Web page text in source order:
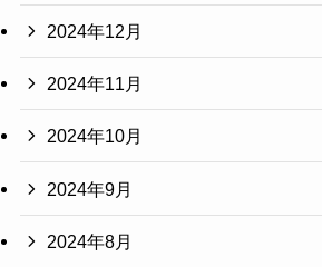
2024年12月
2024年11月
2024年10月
2024年9月
2024年8月